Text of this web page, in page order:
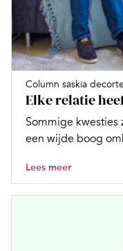
Column saskia decorte
Elke relatie
Sommige kwesties
een wijde boog
Lees meer